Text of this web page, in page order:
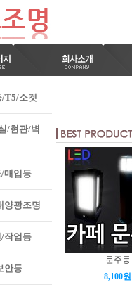
T5/소켓
/현관/벽
매입등
양광조명
작업등
안등
문주등
8,100원